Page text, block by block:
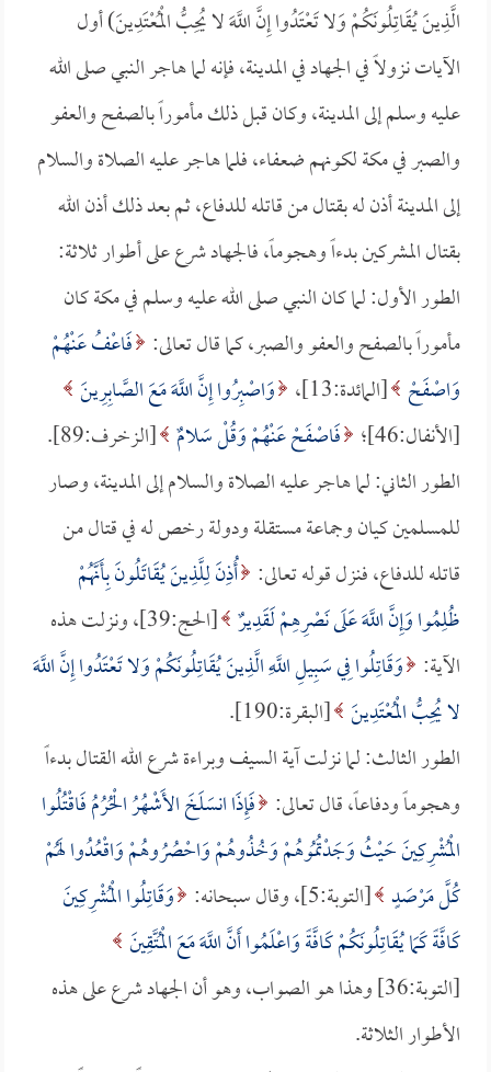
الَّذِينَ يُقَاتِلُونَكُمْ وَلا تَعْتَدُوا إِنَّ اللَّهَ لا يُحِبُّ الْمُعْتَدِينَ) أول
الآيات نزولاً في الجهاد في المدينة، فإنه لما هاجر النبي صلى الله
عليه وسلم إلى المدينة، وكان قبل ذلك مأموراً بالصفح والعفو
والصبر في مكة لكونهم ضعفاء، فلما هاجر عليه الصلاة والسلام
إلى المدينة أذن له بقتال من قاتله للدفاع، ثم بعد ذلك أذن الله
بقتال المشركين بدءاً وهجوماً، فالجهاد شرع على أطوار ثلاثة:
الطور الأول: لما كان النبي صلى الله عليه وسلم في مكة كان
مأموراً بالصفح والعفو والصبر، كما قال تعالى: فَاعْفُ عَنْهُمْ
وَاصْفَحْ [المائدة:13]،
وَاصْبِرُوا إِنَّ اللَّهَ مَعَ الصَّابِرِينَ
[الأنفال:46]؛
فَاصْفَحْ عَنْهُمْ وَقُلْ سَلامٌ [الزخرف:89].
الطور الثاني: لما هاجر عليه الصلاة والسلام إلى المدينة، وصار
للمسلمين كيان وجماعة مستقلة ودولة رخص له في قتال من
قاتله للدفاع، فنزل قوله تعالى: أُذِنَ لِلَّذِينَ يُقَاتَلُونَ بِأَنَّهُمْ
ظُلِمُوا وَإِنَّ اللَّهَ عَلَى نَصْرِهِمْ لَقَدِيرٌ
[الحج:39]، ونزلت هذه
الآية: وَقَاتِلُوا فِي سَبِيلِ اللَّهِ الَّذِينَ يُقَاتِلُونَكُمْ وَلا تَعْتَدُوا إِنَّ اللَّهَ
لا يُحِبُّ الْمُعْتَدِينَ [البقرة:190].
الطور الثالث: لما نزلت آية السيف وبراءة شرع الله القتال بدءاً
وهجوماً ودفاعاً، قال تعالى: فَإِذَا انسَلَخَ الأَشْهُرُ الْحُرُمُ فَاقْتُلُوا
الْمُشْرِكِينَ حَيْثُ وَجَدْتُمُوهُمْ وَخُذُوهُمْ وَاحْصُرُوهُمْ وَاقْعُدُوا لَهُمْ
كُلَّ مَرْصَدٍ [التوبة:5]، وقال سبحانه:
وَقَاتِلُوا الْمُشْرِكِينَ
كَافَّةً كَمَا يُقَاتِلُونَكُمْ كَافَّةً وَاعْلَمُوا أَنَّ اللَّهَ مَعَ الْمُتَّقِينَ
[التوبة:36] وهذا هو الصواب، وهو أن الجهاد شرع على هذه
الأطوار الثلاثة.